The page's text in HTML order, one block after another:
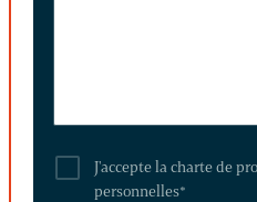
J'accepte la charte de
personnelles*